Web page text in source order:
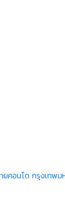
ยคอนโด กรุงเทพ